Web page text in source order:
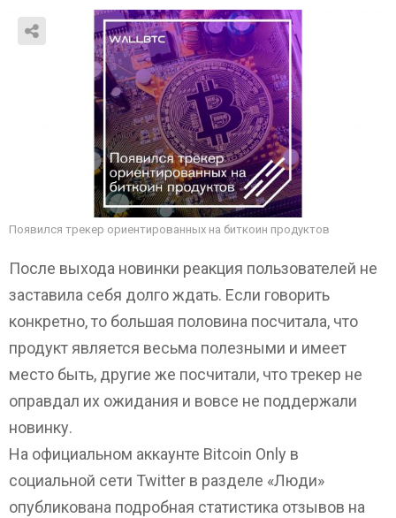
Появился трекер ориентированных на биткоин продуктов
После выхода новинки реакция пользователей не
заставила себя долго ждать. Если говорить
конкретно, то большая половина посчитала, что
продукт является весьма полезными и имеет
место быть, другие же посчитали, что трекер не
оправдал их ожидания и вовсе не поддержали
новинку.
На официальном аккаунте Bitcoin Only в
социальной сети Twitter в разделе «Люди»
опубликована подробная статистика отзывов на